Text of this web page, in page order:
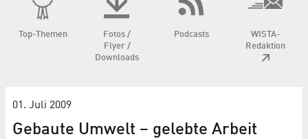
Top-Themen
Fotos /
Flyer /
Downloads
Podcasts
WISTA-
Redaktion
01. Juli 2009
Gebaute Umwelt – gelebte Arbeit